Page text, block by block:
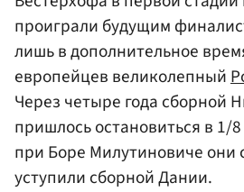
проиграли будущим
лишь в дополнительное
европейцев великолепный
Через четыре года сборной
пришлось остановиться в 1/
при Боре Милутиновиче они
уступили сборной Дании.